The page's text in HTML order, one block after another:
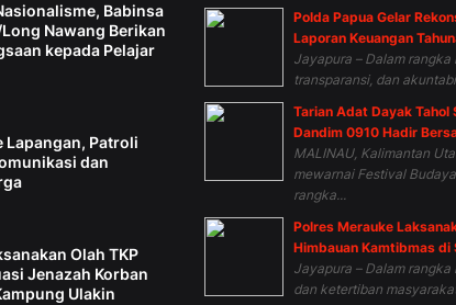
Babinsa
Nawang Berikan
kepada Pelajar
Lapangan, Patroli
dan
Olah TKP
Jenazah Korban
Ulakin
Polda Papua Gelar
Laporan Keuangan
Jayapura – Dalam
transparansi, dan
Tarian Adat Dayak Tahol
Dandim 0910 Hadir
MALINAU, Kalimantan
mewarnai Festival
rangka...
Polres Merauke
Himbauan Kamtibmas di
Jayapura – Dalam
dan ketertiban